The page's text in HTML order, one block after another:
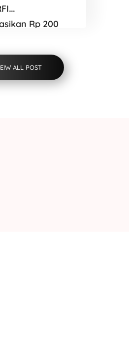
Rp 200
Batam
ALL POST